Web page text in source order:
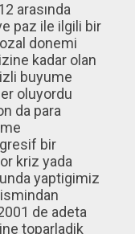
arasında
paz ile ilgili bir
donemi
kadar olan
buyume
oluyordu
da para
bir
kriz yada
yaptigimiz
de adeta
toparladik